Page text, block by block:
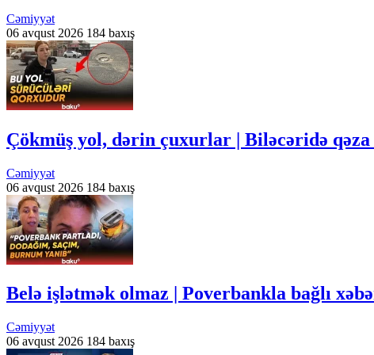
Cəmiyyət
06 avqust 2026 184 baxış
Çökmüş yol, dərin çuxurlar | Biləcəridə
Cəmiyyət
06 avqust 2026 184 baxış
Belə işlətmək olmaz | Poverbankla bağlı
Cəmiyyət
06 avqust 2026 184 baxış